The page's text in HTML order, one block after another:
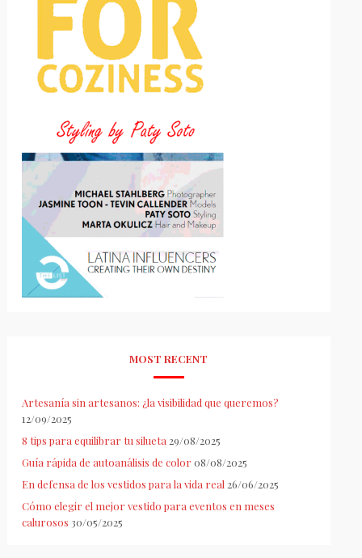
MOST RECENT
Artesanía sin artesanos: ¿la visibilidad que queremos?
12/09/2025
8 tips para equilibrar tu silueta 29/08/2025
Guía rápida de autoanálisis de color 08/08/2025
En defensa de los vestidos para la vida real 26/06/2025
Cómo elegir el mejor vestido para eventos en meses
calurosos 30/05/2025